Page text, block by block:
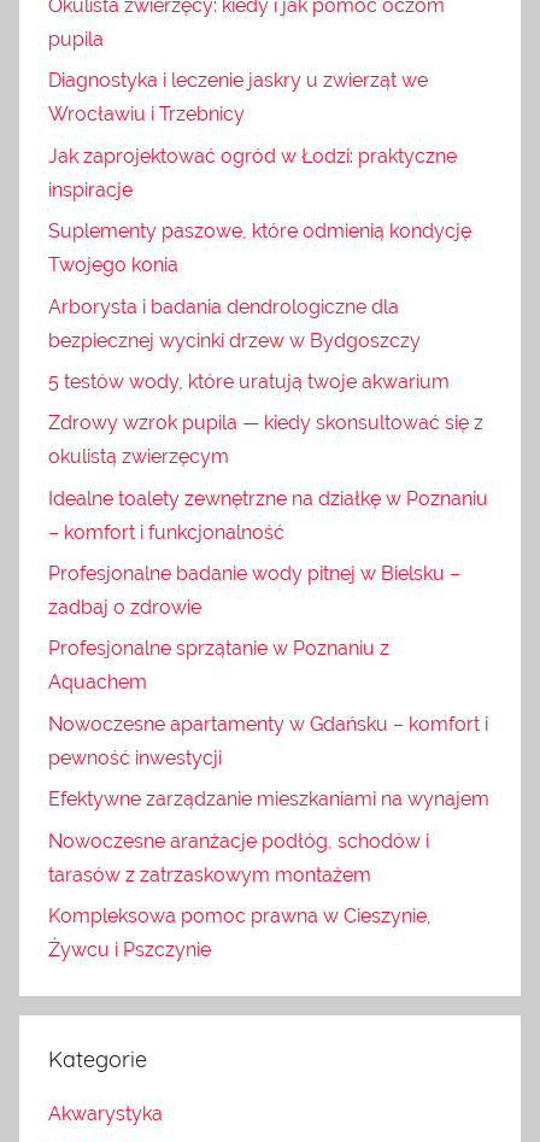
Okulista zwierzęcy: kiedy i jak pomóc oczom
pupila
Diagnostyka i leczenie jaskry u zwierząt we
Wrocławiu i Trzebnicy
Jak zaprojektować ogród w Łodzi: praktyczne
inspiracje
Suplementy paszowe, które odmienią kondycję
Twojego konia
Arborysta i badania dendrologiczne dla
bezpiecznej wycinki drzew w Bydgoszczy
5 testów wody, które uratują twoje akwarium
Zdrowy wzrok pupila — kiedy skonsultować się z
okulistą zwierzęcym
Idealne toalety zewnętrzne na działkę w Poznaniu
– komfort i funkcjonalność
Profesjonalne badanie wody pitnej w Bielsku –
zadbaj o zdrowie
Profesjonalne sprzątanie w Poznaniu z
Aquachem
Nowoczesne apartamenty w Gdańsku – komfort i
pewność inwestycji
Efektywne zarządzanie mieszkaniami na wynajem
Nowoczesne aranżacje podłóg, schodów i
tarasów z zatrzaskowym montażem
Kompleksowa pomoc prawna w Cieszynie,
Żywcu i Pszczynie
Kategorie
Akwarystyka